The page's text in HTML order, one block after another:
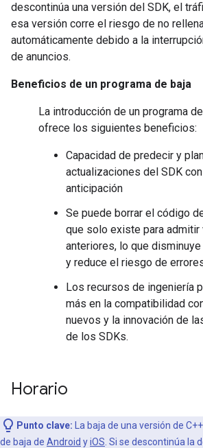
descontinúa una versión del SDK, el
esa versión corre el riesgo de no
automáticamente debido a la
de anuncios.
Beneficios de un programa de baja
La introducción de un programa
ofrece los siguientes beneficios:
Capacidad de predecir y
actualizaciones del SDK
anticipación
Se puede borrar el código
que solo existe para admitir
anteriores, lo que
y reduce el riesgo de
Los recursos de ingeniería
más en la compatibilidad
nuevos y la innovación de
de los SDKs.
Horario
Punto clave: La baja de una versión de
de baja de Android yiOS . Si se descontinúa la